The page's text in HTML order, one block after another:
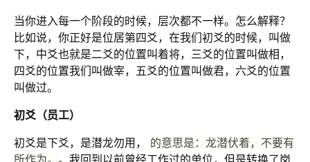
当你进入每一个阶段的时候，层次都不一样。怎么解释？
比如说，你正好是位居第四爻，在我们初爻的时候，叫做
下，中爻也就是二爻的位置叫着将，三爻的位置叫做相，
四爻的位置我们叫做宰，五爻的位置叫做君，六爻的位置
叫做过。
初爻（员工）
初爻是下爻，是潜龙勿用，
的意思是：龙潜伏着，不要有